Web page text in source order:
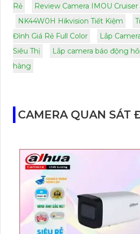
Rẻ
Review Camera IMOU Cruiser
NK44W0H Hikvision Tiết Kiệm
Đình Giá Rẻ Full Color
Lắp
Siêu Thị
Lắp camera báo động
hàng
CAMERA QUAN SÁT